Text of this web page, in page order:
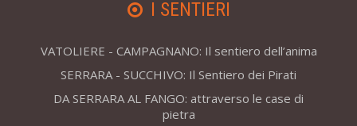
I SENTIERI
VATOLIERE - CAMPAGNANO: Il sentiero dell’anima
SERRARA - SUCCHIVO: Il Sentiero dei Pirati
DA SERRARA AL FANGO: attraverso le case di
pietra